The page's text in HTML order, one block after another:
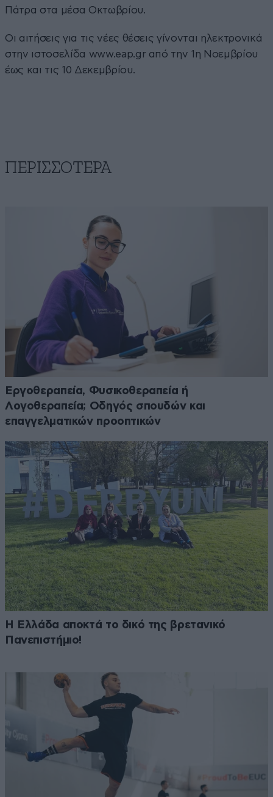
Πάτρα στα μέσα Οκτωβρίου.
Οι αιτήσεις για τις νέες θέσεις γίνονται ηλεκτρονικά
στην ιστοσελίδα www.eap.gr από την 1η Νοεμβρίου
έως και τις 10 Δεκεμβρίου.
ΠΕΡΙΣΣΟΤΕΡΑ
Εργοθεραπεία, Φυσικοθεραπεία ή
Λογοθεραπεία; Οδηγός σπουδών και
επαγγελματικών προοπτικών
Η Ελλάδα αποκτά το δικό της βρετανικό
Πανεπιστήμιο!